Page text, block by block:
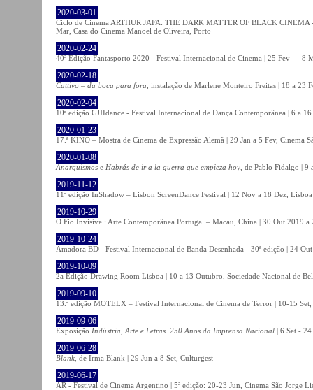
2020-03-01
Ciclo de Cinema ARTHUR JAFA: THE DARK MATTER OF BLACK
Mar, Casa do Cinema Manoel de Oliveira, Porto
2020-02-24
40ª Edição Fantasporto 2020 - Festival Internacional de Cinema | 25 Fev — 8
2020-02-18
Cattivo – da boca para fora , instalação de Marlene Monteiro Freitas | 18 a
2020-02-04
10ª edição GUIdance - Festival Internacional de Dança Contemporânea | 6 a
2020-01-23
17.ª KINO – Mostra de Cinema de Expressão Alemã | 29 Jan a 5 Fev, Cinema
2020-01-08
Anarquismos e Habrás de ir a la guerra que empieza hoy , de Pablo Fidalgo |
2019-11-12
11ª edição InShadow – Lisbon ScreenDance Festival | 12 Nov a 18 Dez, Lisboa
2019-10-29
O Fio Invisível: Arte Contemporânea Portugal – Macau, China | 30 Out 2019
2019-10-24
Amadora BD - Festival Internacional de Banda Desenhada - 30ª edição | 24
2019-10-09
2a Edição Drawing Room Lisboa | 10 a 13 Outubro, Sociedade Nacional de
2019-09-10
13.ª edição MOTELX – Festival Internacional de Cinema de Terror | 10-15
2019-09-06
Exposição Indústria, Arte e Letras. 250 Anos da Imprensa Nacional | 6 Set -
2019-06-28
Blank , de Irma Blank | 29 Jun a 8 Set, Culturgest
2019-06-17
AR - Festival de Cinema Argentino | 5ª edição: 20-23 Jun, Cinema São Jorge